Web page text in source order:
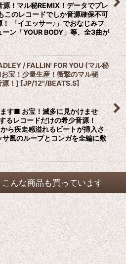
！マル秘REMIX！データでプレ
このレコードでしか音源確保不可
「イエッサー♪」でおなじみフ
ン「YOUR BODY」等、全3曲が
/ FALLIN' FOR YOU (マル秘
宝！少量生産！衝撃のマル秘
源！][JP/12"/BEATS.S]
す■ お宝！滅多に見かけませ
るレコードだけの希少音源！
ら疾走感溢れるビートが挿入さ
サ風のループとコンガを全編に敷
んな商品も買っています